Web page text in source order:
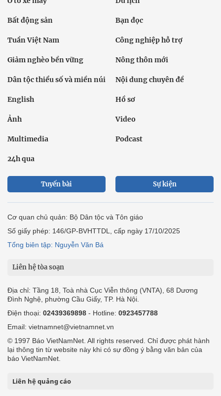
Bất động sản Bạn đọc
Tuần Việt Nam Công nghiệp hỗ trợ
Giảm nghèo bền vững Nông thôn mới
Dân tộc thiểu số và miền núi Nội dung chuyên đề
English Hồ sơ
Ảnh Video
Multimedia Podcast
24h qua
Tuyến bài Sự kiện
Cơ quan chủ quản: Bộ Dân tộc và Tôn giáo
Số giấy phép: 146/GP-BVHTTDL, cấp ngày 17/10/2025
Tổng biên tập: Nguyễn Văn Bá
Liên hệ tòa soạn
Địa chỉ: Tầng 18, Toà nhà Cục Viễn thông (VNTA), 68 Dương
Đình Nghệ, phường Cầu Giấy, TP. Hà Nội.
Điện thoại: 02439369898 - Hotline: 0923457788
Email: vietnamnet@vietnamnet.vn
© 1997 Báo VietNamNet. All rights reserved. Chỉ được phát hành
lại thông tin từ website này khi có sự đồng ý bằng văn bản của
báo VietNamNet.
Liên hệ quảng cáo